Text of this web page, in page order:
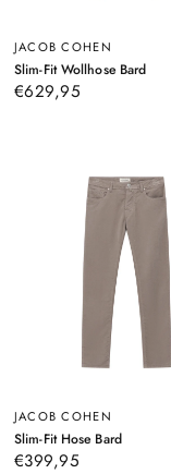
JACOB COHEN
Slim-Fit Wollhose Bard–
€629,95
JACOB COHEN
Slim-Fit Hose Bard–
€399,95